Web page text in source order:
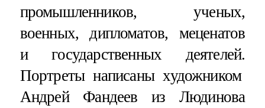
промышленников, ученых,
военных, дипломатов, меценатов
и государственных деятелей.
Портреты написаны художником
Андрей Фандеев из Людинова